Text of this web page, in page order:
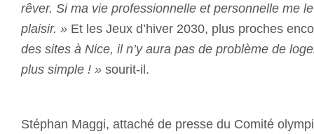
rêver. Si ma vie professionnelle et personnelle me
plaisir. » Et les Jeux d’hiver 2030, plus proches
des sites à Nice, il n’y aura pas de problème de
plus simple ! » sourit-il.
Stéphan Maggi, attaché de presse du Comité